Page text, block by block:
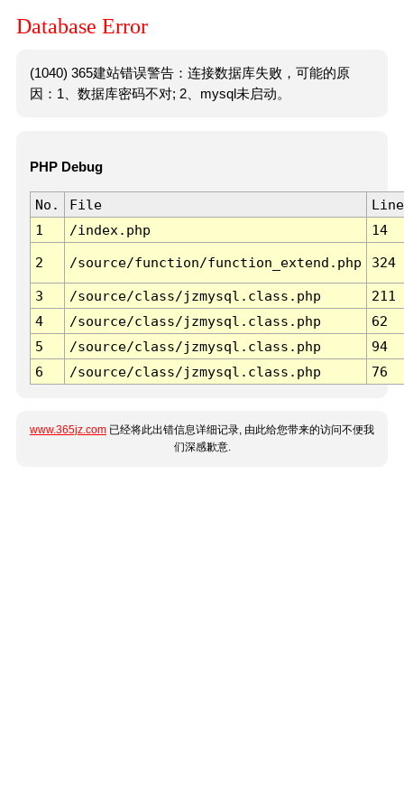
Database Error
(1040) 365建站错误警告：连接数据库失败，可能的原
因：1、数据库密码不对; 2、mysql未启动。
PHP Debug
No. File
Line
1
/index.php 14
2 /source/function/function_extend.php 324
3 /source/class/jzmysql.class.php
211
4
/source/class/jzmysql.class.php
62
5
/source/class/jzmysql.class.php
94
6
/source/class/jzmysql.class.php 76
www.365jz.com 已经将此出错信息详细记录, 由此给您带来的访问不便我
们深感歉意.